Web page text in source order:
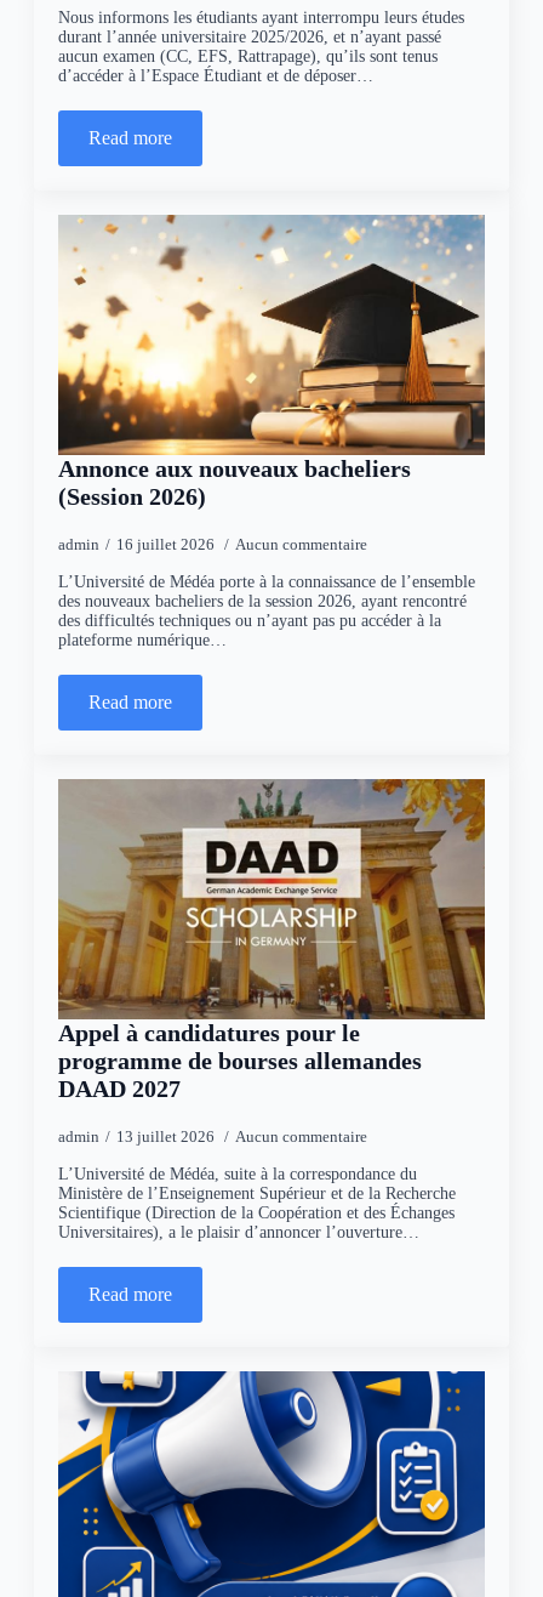
Nous informons les étudiants ayant interrompu leurs études
durant l’année universitaire 2025/2026, et n’ayant passé
aucun examen (CC, EFS, Rattrapage), qu’ils sont tenus
d’accéder à l’Espace Étudiant et de déposer…
Read more
Annonce aux nouveaux bacheliers
(Session 2026)
admin 16 juillet 2026 Aucun commentaire
L’Université de Médéa porte à la connaissance de l’ensemble
des nouveaux bacheliers de la session 2026, ayant rencontré
des difficultés techniques ou n’ayant pas pu accéder à la
plateforme numérique…
Read more
Appel à candidatures pour le
programme de bourses allemandes
DAAD 2027
admin 13 juillet 2026 Aucun commentaire
L’Université de Médéa, suite à la correspondance du
Ministère de l’Enseignement Supérieur et de la Recherche
Scientifique (Direction de la Coopération et des Échanges
Universitaires), a le plaisir d’annoncer l’ouverture…
Read more